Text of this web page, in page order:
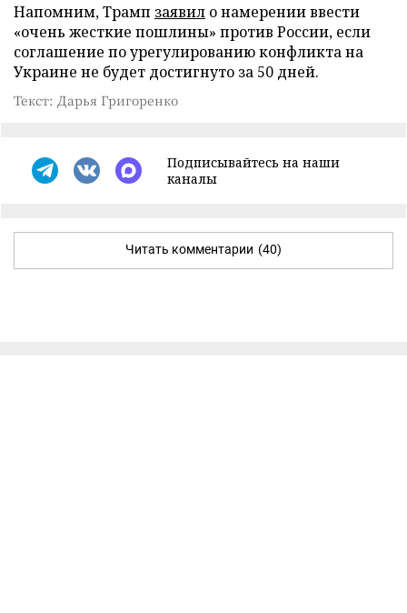
Напомним, Трамп заявил о намерении ввести
«очень жесткие пошлины» против России, если
соглашение по урегулированию конфликта на
Украине не будет достигнуто за 50 дней.
Текст: Дарья Григоренко
Подписывайтесь на наши
каналы
Читать комментарии (40)